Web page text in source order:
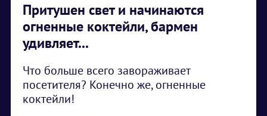
Притушен свет и начинаются
огненные коктейли, бармен
удивляет...
Что больше всего завораживает
посетителя? Конечно же, огненные
коктейли!